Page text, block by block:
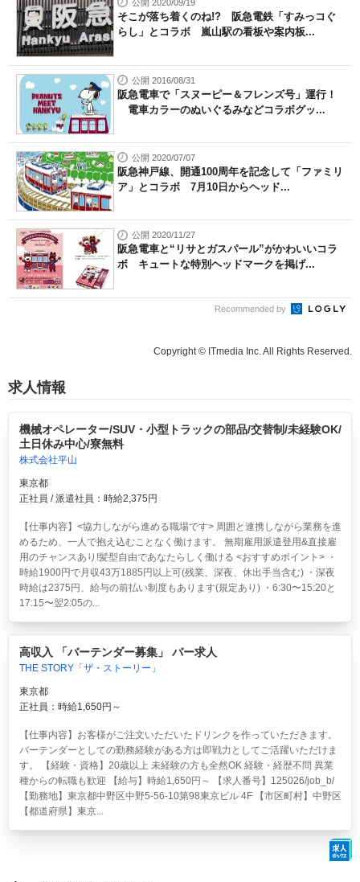
公開 2020/09/19
そこが落ち着くのね!? 阪急電鉄「すみっコぐ
らし」とコラボ 嵐山駅の看板や案内板...
公開 2016/08/31
阪急電車で「スヌーピー＆フレンズ号」運行！
電車カラーのぬいぐるみなどコラボグッ...
公開 2020/07/07
阪急神戸線、開通100周年を記念して「ファミリ
ア」とコラボ 7月10日からヘッド...
公開 2020/11/27
阪急電車と“リサとガスパール”がかわいいコラ
ボ キュートな特別ヘッドマークを掲げ...
Recommended by
Copyright © ITmedia Inc. All Rights Reserved.
求人情報
機械オペレーター/SUV・小型トラックの部品/交替制/未経験OK/
土日休み中心/寮無料
株式会社平山
東京都
正社員 / 派遣社員：時給2,375円
【仕事内容】<協力しながら進める職場です> 周囲と連携しながら業務を進
めるため、一人で抱え込むことなく働けます。 無期雇用派遣登用&直接雇
用のチャンスあり!髪型自由であなたらしく働ける <おすすめポイント> ・
時給1900円で月収43万1885円以上可(残業、深夜、休出手当含む) ・深夜
時給は2375円、給与の前払い制度もあります(規定あり) ・6:30〜15:20と
17:15〜翌2:05の...
高収入 「バーテンダー募集」 バー求人
THE STORY「ザ・ストーリー」
東京都
正社員：時給1,650円～
【仕事内容】お客様がご注文いただいたドリンクを作っていただきます。
バーテンダーとしての勤務経験がある方は即戦力としてご活躍いただけま
す。 【経験・資格】20歳以上 未経験の方も全然OK 経験・経歴不問 異業
種からの転職も歓迎 【給与】時給1,650円～ 【求人番号】125026/job_b/
【勤務地】東京都中野区中野5-56-10第98東京ビル 4F 【市区町村】中野区
【都道府県】東京...